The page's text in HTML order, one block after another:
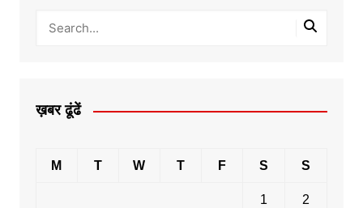
ख़बर ढूंढें
M T W T F S S
1 2